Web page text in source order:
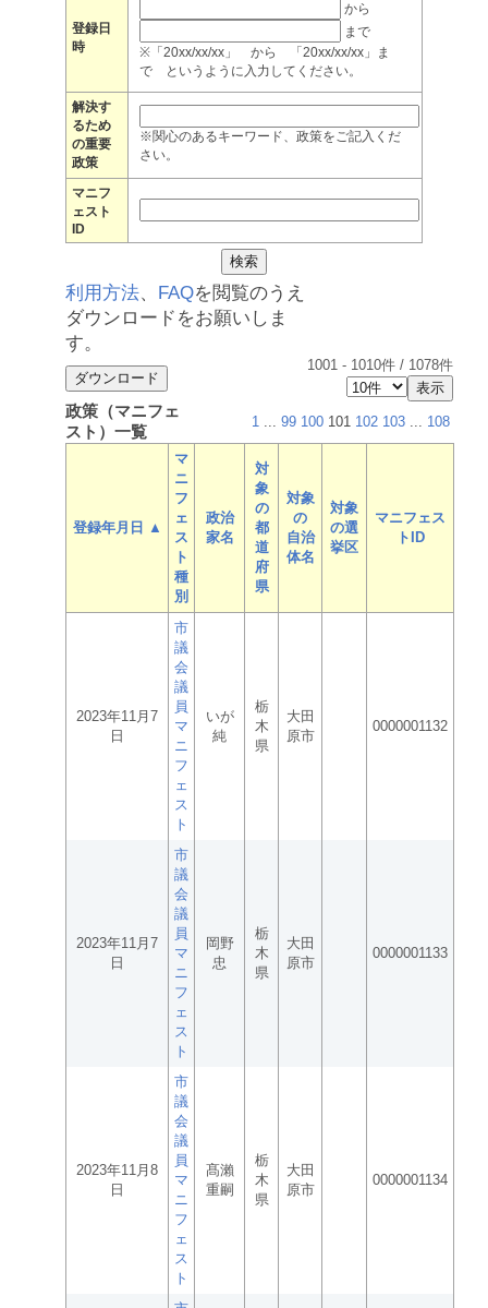
登録日
時
から
まで
※「20xx/xx/xx」 から 「20xx/xx/xx」ま
で というように入力してください。
解決す
るため
の重要
政策
※関心のあるキーワード、政策をご記入くだ
さい。
マニフ
ェスト
ID
利用方法、 FAQを閲覧のうえ
ダウンロードをお願いしま
す。
1001 - 1010件 / 1078件
政策（マニフェ
スト）一覧
1 ... 99 100 101 102 103 ... 108
登録年月日 ▲
マ
ニ
フ
ェ
ス
ト
種
別
政治
家名
対
象
の
都
道
府
県
対象
の
自治
体名
対象
の選
挙区
マニフェス
トID
2023年11月7
日
市
議
会
議
員
マ
ニ
フ
ェ
ス
ト
いが
純
栃
木
県
大田
原市
0000001132
2023年11月7
日
市
議
会
議
員
マ
ニ
フ
ェ
ス
ト
岡野
忠
栃
木
県
大田
原市
0000001133
2023年11月8
日
市
議
会
議
員
マ
ニ
フ
ェ
ス
ト
髙瀨
重嗣
栃
木
県
大田
原市
0000001134